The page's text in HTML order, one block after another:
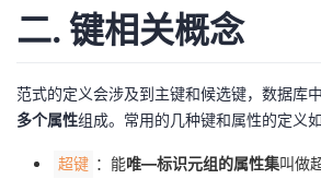
证
实
验
的
收
持
建
议
二. 键相关概念
范式的定义会涉及到主键和候选键，数据库
多个属性组成。常用的几种键和属性的定义
超键 ：能唯—标识元组的属性集叫做